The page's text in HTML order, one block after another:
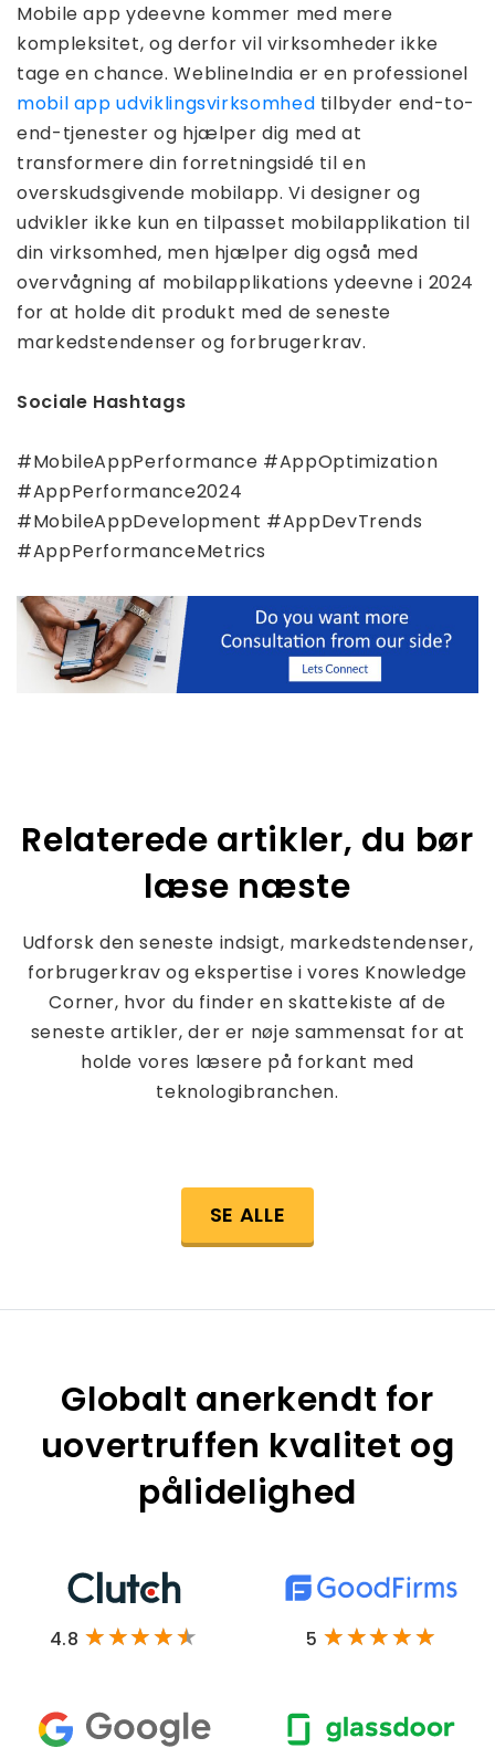
Mobile app ydeevne kommer med mere
kompleksitet, og derfor vil virksomheder ikke
tage en chance. WeblineIndia er en professionel
mobil app udviklingsvirksomhed tilbyder end-to-
end-tjenester og hjælper dig med at
transformere din forretningsidé til en
overskudsgivende mobilapp. Vi designer og
udvikler ikke kun en tilpasset mobilapplikation til
din virksomhed, men hjælper dig også med
overvågning af mobilapplikations ydeevne i 2024
for at holde dit produkt med de seneste
markedstendenser og forbrugerkrav.
Sociale Hashtags
#MobileAppPerformance #AppOptimization
#AppPerformance2024
#MobileAppDevelopment #AppDevTrends
#AppPerformanceMetrics
Relaterede artikler, du bør
læse næste
Udforsk den seneste indsigt, markedstendenser,
forbrugerkrav og ekspertise i vores Knowledge
Corner, hvor du finder en skattekiste af de
seneste artikler, der er nøje sammensat for at
holde vores læsere på forkant med
teknologibranchen.
SE ALLE
Globalt anerkendt for
uovertruffen kvalitet og
pålidelighed
4.8 5